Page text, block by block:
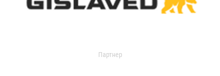
Партнер